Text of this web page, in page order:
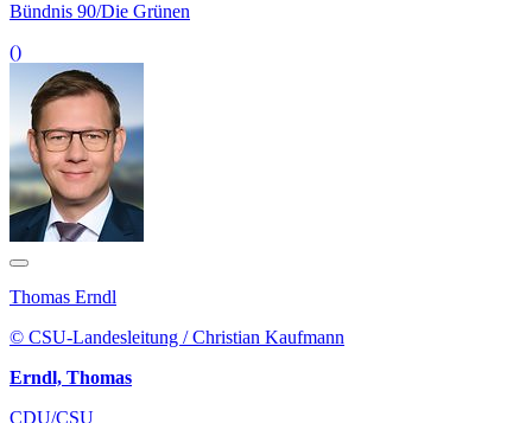
Bündnis 90/Die Grünen
()
Thomas Erndl
© CSU-Landesleitung / Christian Kaufmann
Erndl, Thomas
CDU/CSU